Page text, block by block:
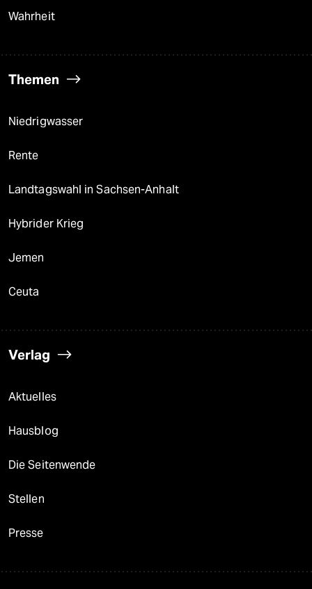
Wahrheit
Themen
Niedrigwasser
Rente
Landtagswahl in Sachsen-Anhalt
Hybrider Krieg
Jemen
Ceuta
Verlag
Aktuelles
Hausblog
Die Seitenwende
Stellen
Presse